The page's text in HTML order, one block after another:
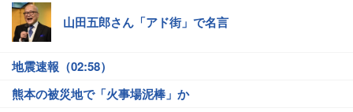
山田五郎さん「アド街」で名言
地震速報（02:58）
熊本の被災地で「火事場泥棒」か